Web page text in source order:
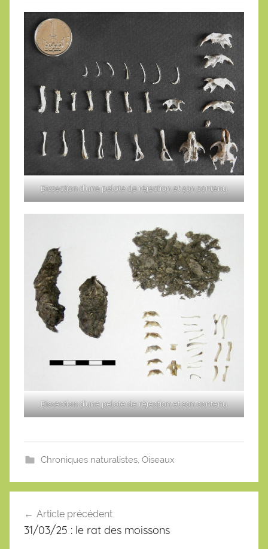
Dissection d’une pelote de réjection et son contenu
Dissection d’une pelote de réjection et son contenu
Chroniques naturalistes, Oiseaux
l’article
Article précédent
31/03/25 : le rat des moissons